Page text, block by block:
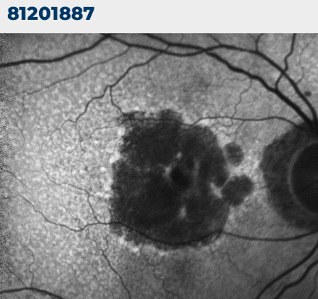
81201887